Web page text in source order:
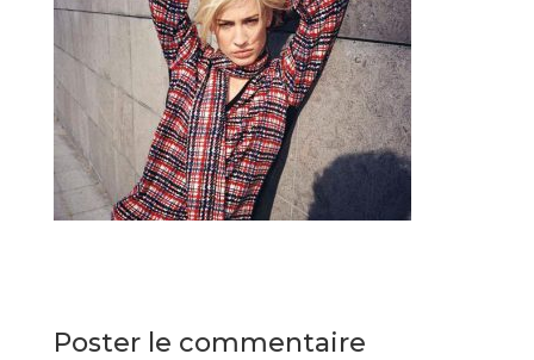
Poster le commentaire